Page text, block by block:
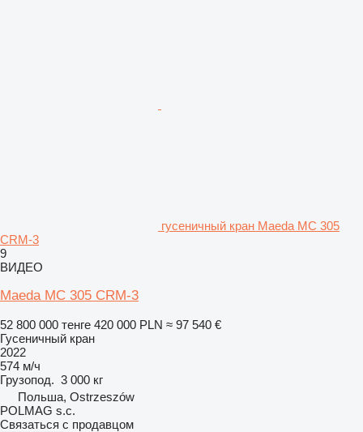
гусеничный кран Maeda MC 305
CRM-3
9
ВИДЕО
Maeda MC 305 CRM-3
52 800 000 тенге 420 000 PLN ≈ 97 540 €
Гусеничный кран
2022
574 м/ч
Грузопод. 3 000 кг
Польша, Ostrzeszów
POLMAG s.c.
Связаться с продавцом